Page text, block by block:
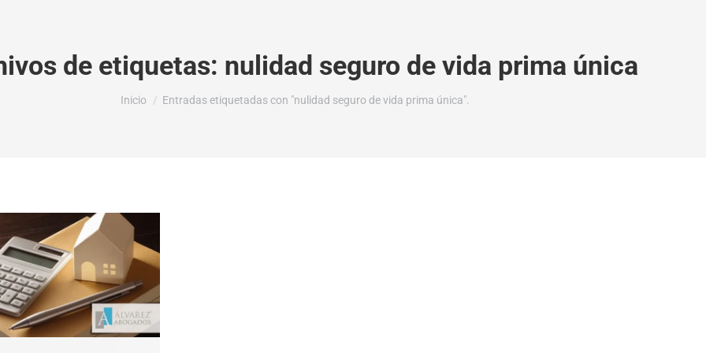
de etiquetas: nulidad seguro de vida prima única
Estás aquí:
Inicio Entradas etiquetadas con "nulidad seguro de vida prima única".